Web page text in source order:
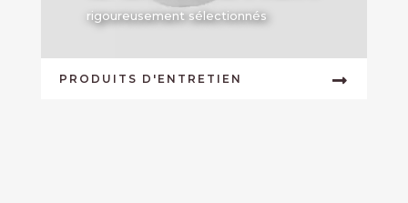
rigoureusement sélectionnés
PRODUITS D'ENTRETIEN